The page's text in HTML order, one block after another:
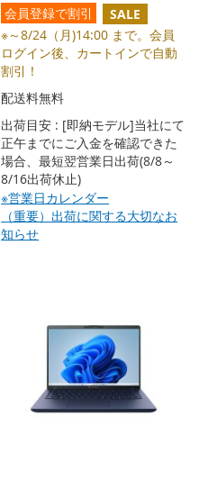
会員登録で割引
SALE
※～8/24（月)14:00 まで。会員
ログイン後、カートインで自動
割引！
配送料無料
出荷目安 : [即納モデル]当社にて
正午までにご入金を確認できた
場合、最短翌営業日出荷(8/8～
8/16出荷休止)
※営業日カレンダー
（重要）出荷に関する大切なお
知らせ